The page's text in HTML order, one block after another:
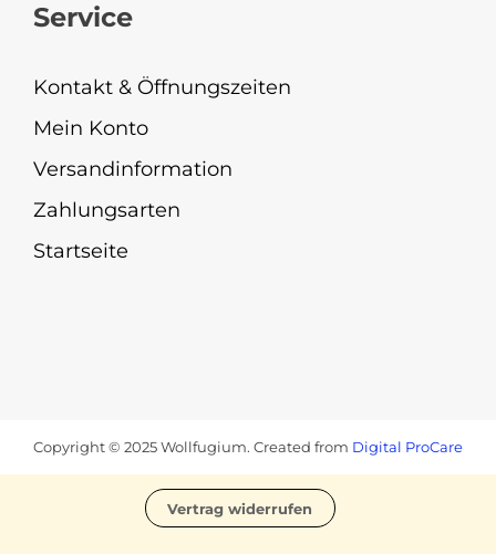
Service
Kontakt & Öffnungszeiten
Mein Konto
Versandinformation
Zahlungsarten
Startseite
Copyright © 2025 Wollfugium. Created from Digital ProCare
Vertrag widerrufen